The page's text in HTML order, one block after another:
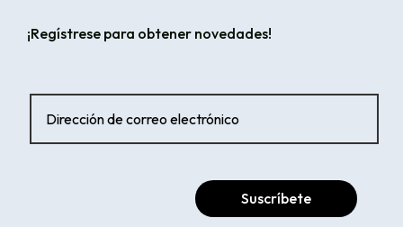
¡Regístrese para obtener novedades!
Suscríbete